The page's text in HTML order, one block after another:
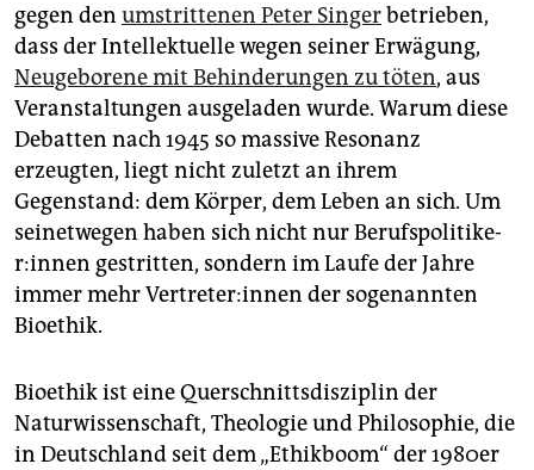
gegen den umstrittenen Peter Singerbetrieben,
dass der Intellektuelle wegen seiner Erwägung,
Neugeborene mit Behinderungen zu töten, aus
Veranstaltungen ausgeladen wurde. Warum diese
Debatten nach 1945 so massive Resonanz
erzeugten, liegt nicht zuletzt an ihrem
Gegenstand: dem Körper, dem Leben an sich. Um
seinetwegen haben sich nicht nur Be­rufs­po­li­ti­ke­
r:in­nen gestritten, sondern im Laufe der Jahre
immer mehr Ver­tre­te­r:in­nen der sogenannten
Bioethik.
Bioethik ist eine Querschnittsdisziplin der
Naturwissenschaft, Theologie und Philosophie, die
in Deutschland seit dem „Ethikboom“ der 1980er